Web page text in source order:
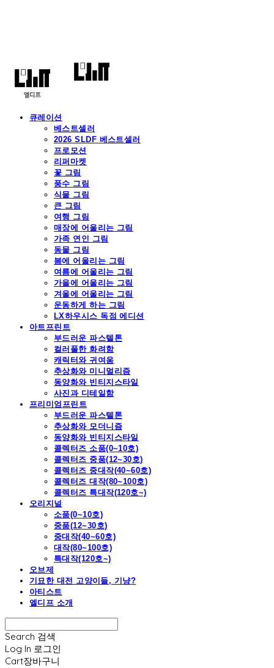
큐레이션
베스트셀러
2026 SLDF 베스트셀러
프로모션
리퍼마켓
꽃 그림
풍수 그림
식물 그림
큰 그림
여행 그림
매장에 어울리는 그림
가족 연인 그림
동물 그림
봄에 어울리는 그림
여름에 어울리는 그림
가을에 어울리는 그림
겨울에 어울리는 그림
운동하게 하는 그림
LX하우시스 독점 에디션
아트프린트
부드러운 파스텔톤
컬러풀한 화려함
캐릭터와 귀여움
추상화와 미니멀리즘
동양화와 빈티지스타일
사진과 디테일함
프리미엄프린트
부드러운 파스텔톤
추상화와 모더니즘
동양화와 빈티지스타일
콜렉터즈 소품(0~10호)
콜렉터즈 중품(12~30호)
콜렉터즈 중대작(40~60호)
콜렉터즈 대작(80~100호)
콜렉터즈 특대작(120호~)
오리지널
소품(0~10호)
중품(12~30호)
중대작(40~60호)
대작(80~100호)
특대작(120호~)
오브제
기묘한 대전 고양이들, 기냥?
아티스트
엘디프 소개
Search 검색
Log In 로그인
Cart장바구니